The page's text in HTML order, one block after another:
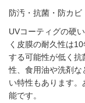
防汚・抗菌・防カ
UVコーティグの硬
く皮膜の耐久性は
する可能性が低く
性、食用油や洗剤な
い特性もあります
能です。